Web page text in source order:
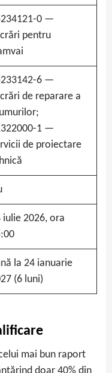
0 —
pentru
6 —
de reparare a
1 —
de proiectare
iulie 2026, ora
la 24 ianuarie
(6 luni)
mai bun raport